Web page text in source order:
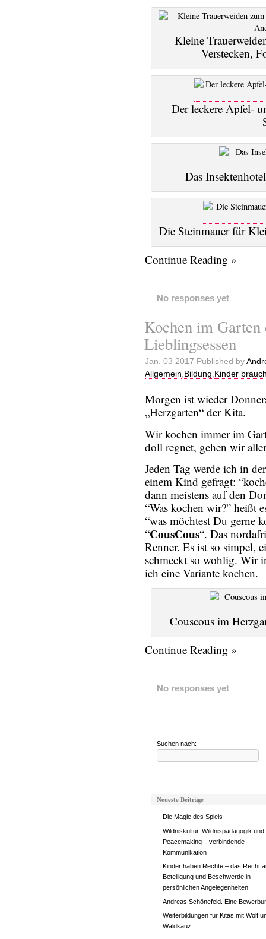
Kleine
Verstecken,
Der leckere Apfel-
Das
Die Steinmauer für
Continue Reading »
No responses yet
Kochen im Garten
Lieblingsessen
Jan. 03 2017 Published by
Allgemein,Bildung,Kinder
Morgen ist wieder
„Herzgarten“ der Kita.
Wir kochen immer im
doll regnet, gehen wir
Jeden Tag werde ich in
einem Kind gefragt:
dann meistens auf den
“Was kochen wir?” heißt
“was möchtest Du gerne
“CousCous“. Das
Renner. Es ist so simpel,
schmeckt so wohlig. Wir
ich eine Variante kochen.
Couscous im
Continue Reading »
No responses yet
Suchen nach:
Neueste Beiträge
Die Magie des Spiels
Wildniskultur, Wildnispädagogik und
Peacemaking – verbindende
Kommunikation
Kinder haben Rechte – das Recht
Beteiligung und Beschwerde in
persönlichen Angelegenheiten
Andreas Schönefeld. Eine
Weiterbildungen für Kitas mit Wolf
Waldkauz